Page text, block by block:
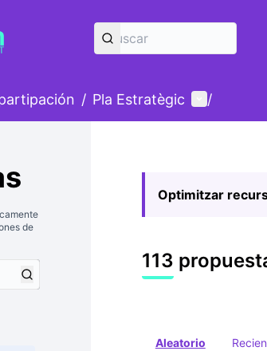
/ Pla Estratègic Menú de
/
de
Optimitzar
113
Aleatorio